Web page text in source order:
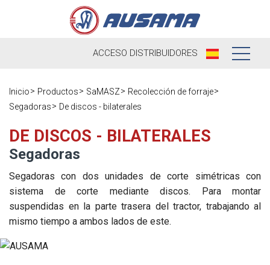
ACCESO DISTRIBUIDORES
Nosotros
Historia
Marcas que
trabajamos
Distribuidores
Postventa
Inicio Productos SaMASZ
Recolección de forraje
Segadoras
De discos - bilaterales
DE DISCOS - BILATERALES
Segadoras
Segadoras con dos unidades de corte simétricas con
sistema de corte mediante discos. Para montar
suspendidas en la parte trasera del tractor, trabajando al
mismo tiempo a ambos lados de este.